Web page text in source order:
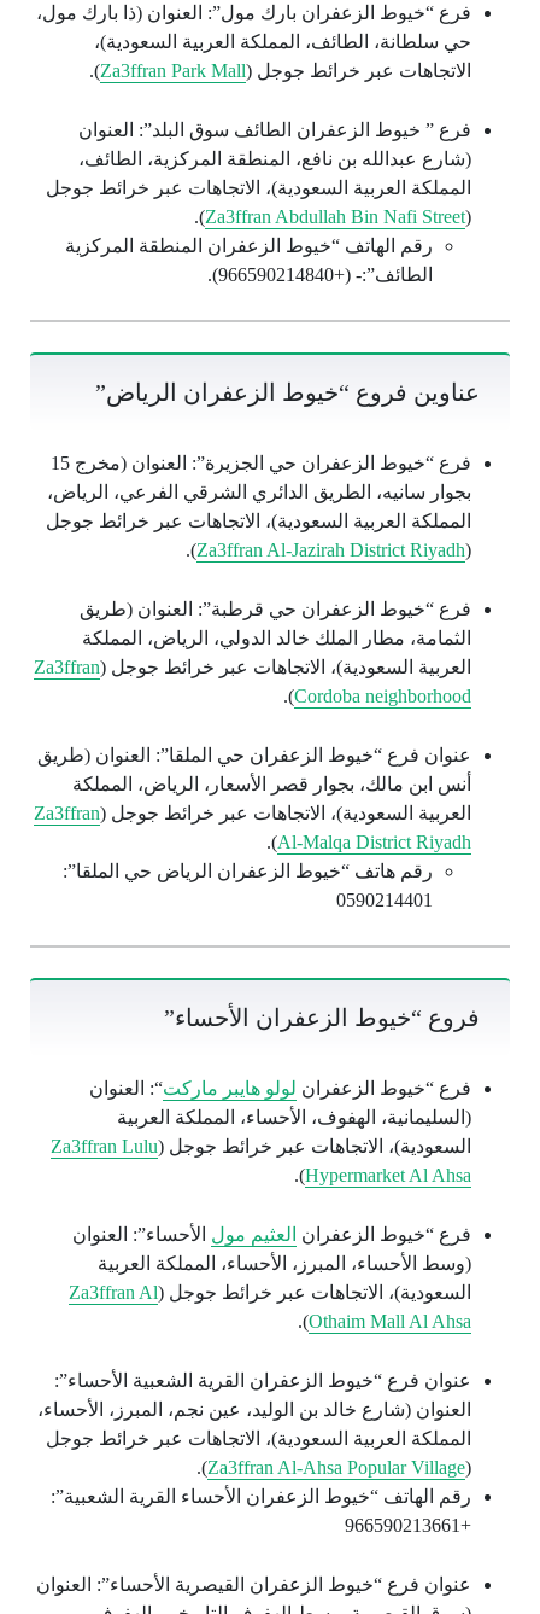
فرع “خيوط الزعفران بارك مول”: العنوان (ذا بارك مول،
حي سلطانة، الطائف، المملكة العربية السعودية)،
الاتجاهات عبر خرائط جوجل (Za3ffran Park Mall
).
فرع ” خيوط الزعفران الطائف سوق البلد”: العنوان
(شارع عبدالله بن نافع، المنطقة المركزية، الطائف،
المملكة العربية السعودية)، الاتجاهات عبر خرائط جوجل
(
Za3ffran Abdullah Bin Nafi Street
).
رقم الهاتف “خيوط الزعفران المنطقة المركزية
الطائف”:- (+966590214840).
عناوين فروع “خيوط الزعفران الرياض”
فرع “خيوط الزعفران حي الجزيرة”: العنوان (مخرج 15
بجوار سانيه، الطريق الدائري الشرقي الفرعي، الرياض،
المملكة العربية السعودية)، الاتجاهات عبر خرائط جوجل
(
Za3ffran Al-Jazirah District Riyadh
).
فرع “خيوط الزعفران حي قرطبة”: العنوان (طريق
الثمامة، مطار الملك خالد الدولي، الرياض، المملكة
العربية السعودية)، الاتجاهات عبر خرائط جوجل (Za3ffran
Cordoba neighborhood
).
عنوان فرع “خيوط الزعفران حي الملقا”: العنوان (طريق
أنس ابن مالك، بجوار قصر الأسعار، الرياض، المملكة
العربية السعودية)، الاتجاهات عبر خرائط جوجل (Za3ffran
Al-Malqa District Riyadh
).
رقم هاتف “خيوط الزعفران الرياض حي الملقا”:
0590214401
فروع “خيوط الزعفران الأحساء”
فرع “خيوط الزعفران لولو هايبر ماركت“: العنوان
(السليمانية، الهفوف، الأحساء، المملكة العربية
السعودية)، الاتجاهات عبر خرائط جوجل (Za3ffran Lulu
Hypermarket Al Ahsa
).
فرع “خيوط الزعفران العثيم مول الأحساء”: العنوان
(وسط الأحساء، المبرز، الأحساء، المملكة العربية
السعودية)، الاتجاهات عبر خرائط جوجل (Za3ffran Al
Othaim Mall Al Ahsa
).
عنوان فرع “خيوط الزعفران القرية الشعبية الأحساء”:
العنوان (شارع خالد بن الوليد، عين نجم، المبرز، الأحساء،
المملكة العربية السعودية)، الاتجاهات عبر خرائط جوجل
(
Za3ffran Al-Ahsa Popular Village
).
رقم الهاتف “خيوط الزعفران الأحساء القرية الشعبية”:
+966590213661
عنوان فرع “خيوط الزعفران القيصرية الأحساء”: العنوان